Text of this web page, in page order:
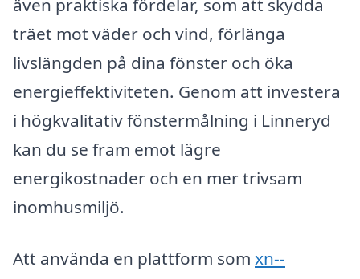
även praktiska fördelar, som att skydda
träet mot väder och vind, förlänga
livslängden på dina fönster och öka
energieffektiviteten. Genom att investera
i högkvalitativ fönstermålning i Linneryd
kan du se fram emot lägre
energikostnader och en mer trivsam
inomhusmiljö.
Att använda en plattform som xn--